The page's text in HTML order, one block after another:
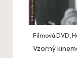
Filmová DVD ,
Vzorný